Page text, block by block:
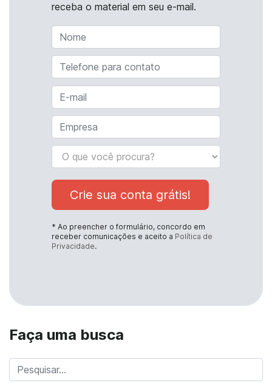
receba o material em seu e-mail.
Crie sua conta grátis!
* Ao preencher o formulário, concordo em
receber comunicações e aceito a Política de
Privacidade.
Faça uma busca